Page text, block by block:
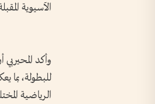
الآسيوية
وأكد
للبطولة، بما
الرياضية